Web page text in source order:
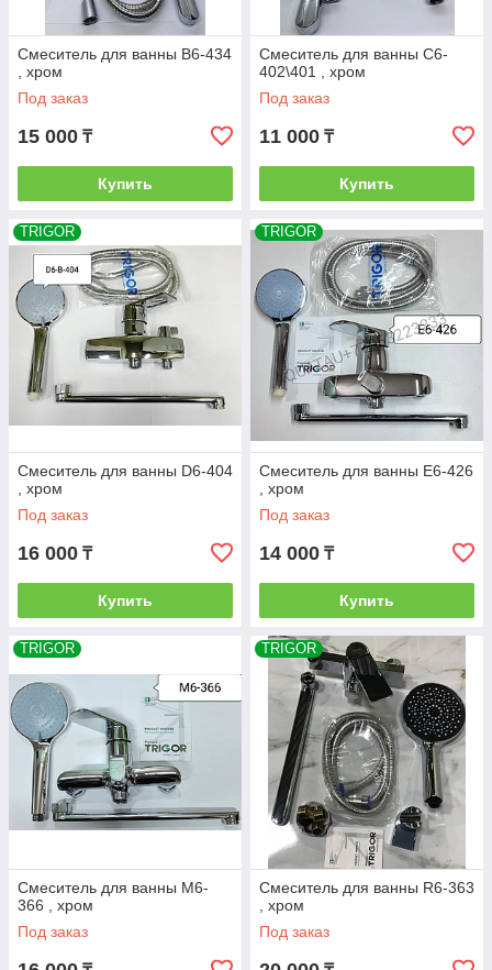
Смеситель для ванны B6-434
, хром
Под заказ
15 000 ₸
Купить
Смеситель для ванны C6-
402\401 , хром
Под заказ
11 000 ₸
Купить
TRIGOR
Смеситель для ванны D6-404
, хром
Под заказ
16 000 ₸
Купить
TRIGOR
Смеситель для ванны E6-426
, хром
Под заказ
14 000 ₸
Купить
TRIGOR
Смеситель для ванны M6-
366 , хром
Под заказ
TRIGOR
Смеситель для ванны R6-363
, хром
Под заказ